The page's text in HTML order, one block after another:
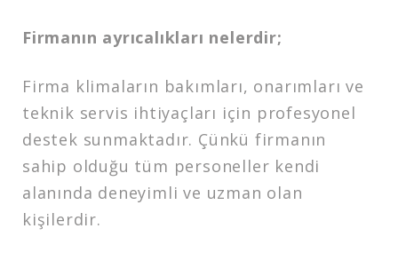
Firmanın ayrıcalıkları nelerdir;
Firma klimaların bakımları, onarımları ve
teknik servis ihtiyaçları için profesyonel
destek sunmaktadır. Çünkü firmanın
sahip olduğu tüm personeller kendi
alanında deneyimli ve uzman olan
kişilerdir.